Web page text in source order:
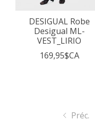
DESIGUAL Robe
Desigual ML-
VEST_LIRIO
169,95$CA
Préc.